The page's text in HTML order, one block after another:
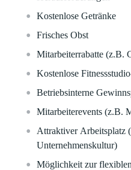
Kostenlose Getränke
Frisches Obst
Mitarbeiterrabatte (z.B.
Kostenlose
Betriebsinterne
Mitarbeiterevents (z.B.
Attraktiver Arbeitsplatz
Unternehmenskultur)
Möglichkeit zur